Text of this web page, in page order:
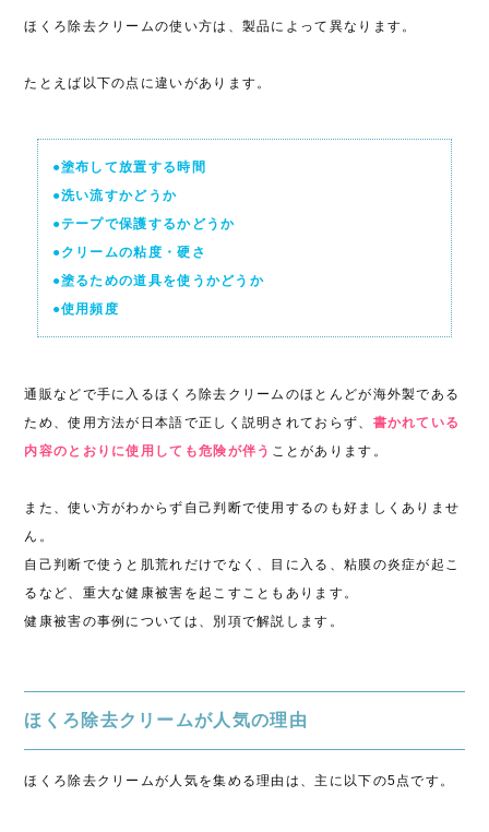
ほくろ除去クリームの使い方は、製品によって異なります。
たとえば以下の点に違いがあります。
●塗布して放置する時間
●洗い流すかどうか
●テープで保護するかどうか
●クリームの粘度・硬さ
●塗るための道具を使うかどうか
●使用頻度
通販などで手に入るほくろ除去クリームのほとんどが海外製である
ため、使用方法が日本語で正しく説明されておらず、 書かれている
内容のとおりに使用しても危険が伴う ことがあります。
また、使い方がわからず自己判断で使用するのも好ましくありませ
ん。
自己判断で使うと肌荒れだけでなく、目に入る、粘膜の炎症が起こ
るなど、重大な健康被害を起こすこともあります。
健康被害の事例については、別項で解説します。
ほくろ除去クリームが人気の理由
ほくろ除去クリームが人気を集める理由は、主に以下の5点です。